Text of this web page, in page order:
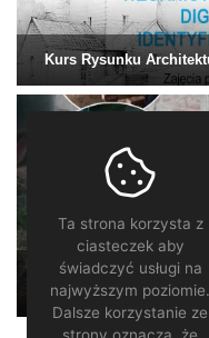
Kurs Rysunku
Drenaż i izolacje
Ta strona korzysta z
ciasteczek aby
świadczyć usługi na
najwyższym poziomie.
Dalsze korzystanie ze